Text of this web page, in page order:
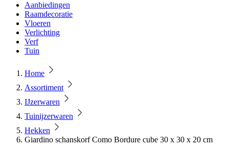
Aanbiedingen
Raamdecoratie
Vloeren
Verlichting
Verf
Tuin
Home
Assortiment
IJzerwaren
Tuinijzerwaren
Hekken
Giardino schanskorf Como Bordure cube 30 x 30 x 20 cm